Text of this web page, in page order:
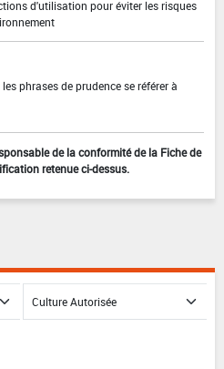
d'utilisation pour éviter les risques
phrases de prudence se référer à
de la conformité de la Fiche de
retenue ci-dessus.